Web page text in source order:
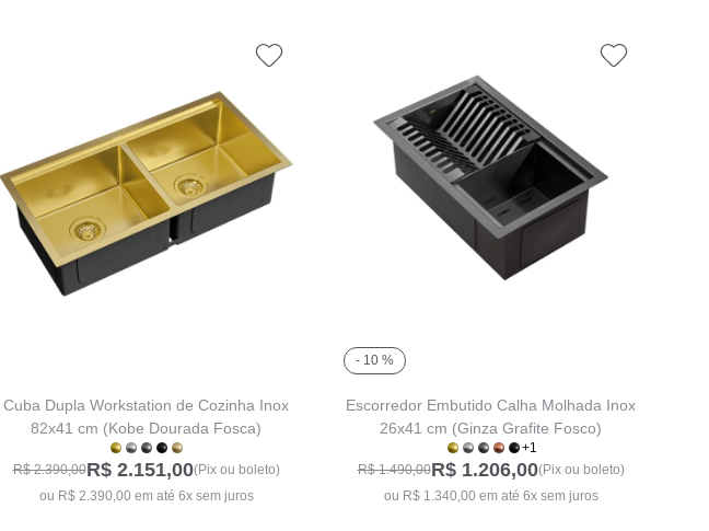
Cuba Dupla Workstation de Cozinha Inox
82x41 cm (Kobe Dourada Fosca)
R$ 2.390,00R$ 2.151,00(Pix ou boleto)
ou R$ 2.390,00 em até 6x sem juros
- 10 %
Escorredor Embutido Calha Molhada Inox
26x41 cm (Ginza Grafite Fosco)
+1
R$ 1.490,00R$ 1.206,00(Pix ou boleto)
ou R$ 1.340,00 em até 6x sem juros